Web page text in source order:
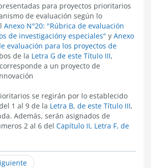
para proyectos prioritarios
de evaluación según lo
Anexo N°20: "Rúbrica de evaluación
de investigacióny especiales" y Anexo
evaluación para los proyectos de
de la Letra G de este Título III,
a un proyecto de
se regirán por lo establecido
1 al 9 de la Letra B, de este Título III,
Además, serán asignados de
2 al 6 del Capítulo II, Letra F, de